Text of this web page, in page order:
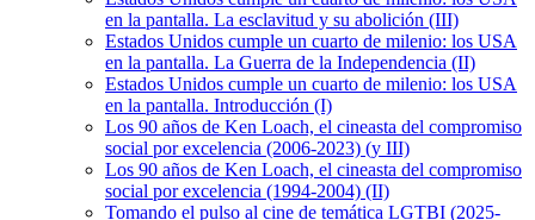
en la pantalla. La esclavitud y su abolición (III)
Estados Unidos cumple un cuarto de milenio: los USA
en la pantalla. La Guerra de la Independencia (II)
Estados Unidos cumple un cuarto de milenio: los USA
en la pantalla. Introducción (I)
Los 90 años de Ken Loach, el cineasta del compromiso
social por excelencia (2006-2023) (y III)
Los 90 años de Ken Loach, el cineasta del compromiso
social por excelencia (1994-2004) (II)
Tomando el pulso al cine de temática LGTBI (2025-